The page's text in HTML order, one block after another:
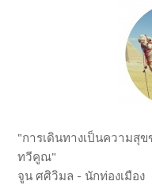
"การเดินทางเป็นความสุ
ทวีคูณ"
จูน ศศิวิมล - นักท่องเมือง